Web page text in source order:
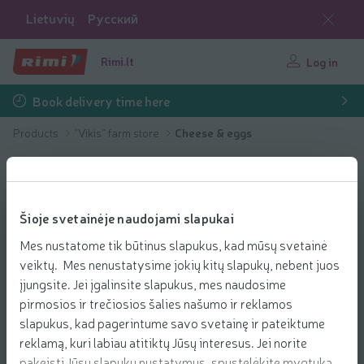
Šioje svetainėje naudojami slapukai
Mes nustatome tik būtinus slapukus, kad mūsų svetainė
veiktų. Mes nenustatysime jokių kitų slapukų, nebent juos
įjungsite. Jei įgalinsite slapukus, mes naudosime
pirmosios ir trečiosios šalies našumo ir reklamos
slapukus, kad pagerintume savo svetainę ir pateiktume
reklamą, kuri labiau atitiktų Jūsų interesus. Jei norite
Lietuvių Русский
Rimi.lt Log in
Book delivery time here
Products "Vikis" farm store Cheese & eggs